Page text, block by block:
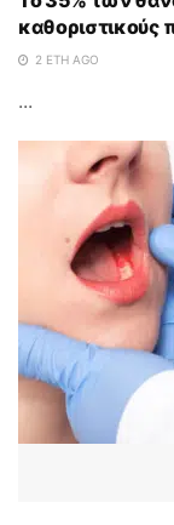
καθοριστικούς
2 ΈΤΗ AGO
...